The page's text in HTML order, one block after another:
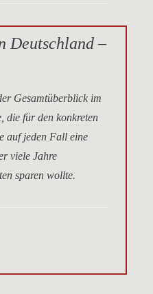
Deutschland –
Gesamtüberblick im
die für den konkreten
auf jeden Fall eine
viele Jahre
sparen wollte.